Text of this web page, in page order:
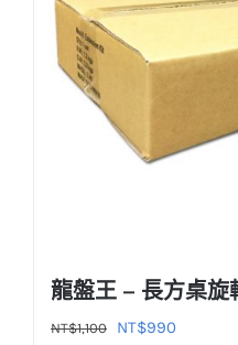
龍盤王 – 長方桌旋
NT$1,100
原
NT$990